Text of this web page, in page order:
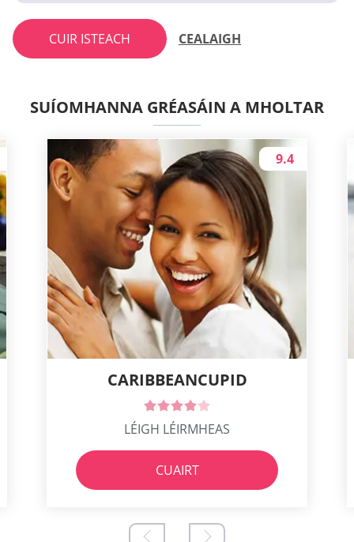
CUIR ISTEACH CEALAIGH
SUÍOMHANNA GRÉASÁIN A MHOLTAR
CARIBBEANCUPID
9.4
LÉIGH LÉIRMHEAS
CUAIRT